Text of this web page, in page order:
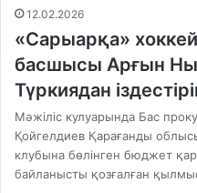
12.02.2026
«Сарыарқа»
басшысы Арғын
Түркиядан
Мәжіліс кулуарында Бас
Қойгелдиев Қарағанды
клубына бөлінген бюджет
байланысты қозғалған